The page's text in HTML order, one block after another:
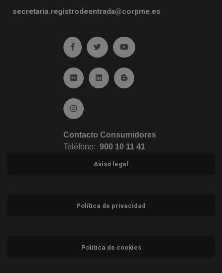
secretaria.registrodeentrada@corpme.es
Ir a facebook (abre en ventana nueva)
Ir a twitter (abre en ventana nueva)
Ir a YouTube (abre en
Ir a Flickr (abre en ventana nueva)
Ir a Linkedin (abre en ventana nueva)
Ir al Blog (abre en ventana
Ir a Instagram (abre en ventana nueva)
Contacto Consumidores
Teléfono: 900 10 11 41
Aviso legal
Política de privacidad
Política de cookies